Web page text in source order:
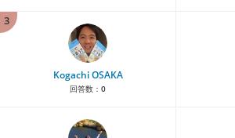
3
Kogachi OSAKA
回答数： 0